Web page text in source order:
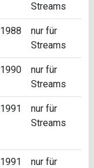
Streams
1988
nur für
Streams
1990
nur für
Streams
1991
nur für
Streams
1991
nur für